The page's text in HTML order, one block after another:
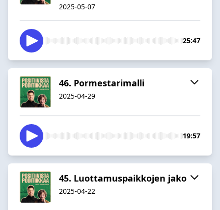
2025-05-07
25:47
46. Pormestarimalli
2025-04-29
19:57
45. Luottamuspaikkojen jako
2025-04-22